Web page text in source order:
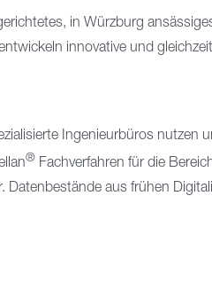
in Würzburg
innovative und
Ingenieurbüros
® Fachverfahren für die
aus frühen